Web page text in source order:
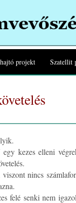
projekt Szatellit
kezes elleni
nincs
felé senki nem